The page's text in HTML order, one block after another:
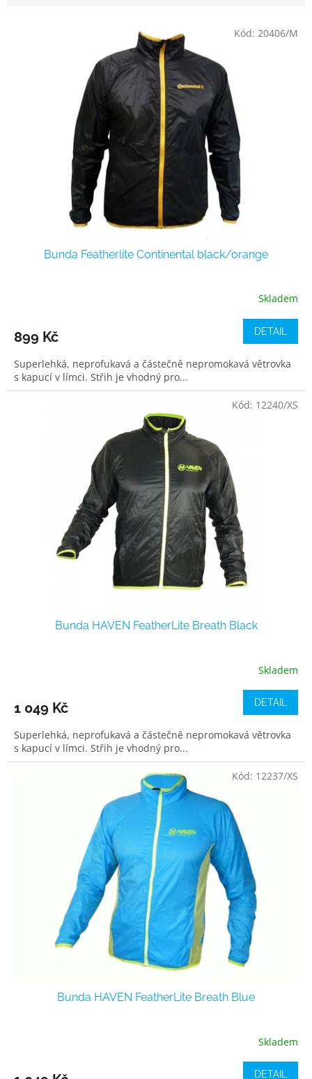
Bunda Featherlite Continental black/orange
Skladem
899 Kč DETAIL
Superlehká, neprofukavá a částečně nepromokavá větrovka
s kapucí v límci. Střih je vhodný pro...
Kód: 20406/M
Bunda HAVEN FeatherLite Breath Black
Skladem
1 049 Kč DETAIL
Superlehká, neprofukavá a částečně nepromokavá větrovka
s kapucí v límci. Střih je vhodný pro...
Kód: 12240/XS
Bunda HAVEN FeatherLite Breath Blue
Skladem
DETAIL
Kód: 12237/XS